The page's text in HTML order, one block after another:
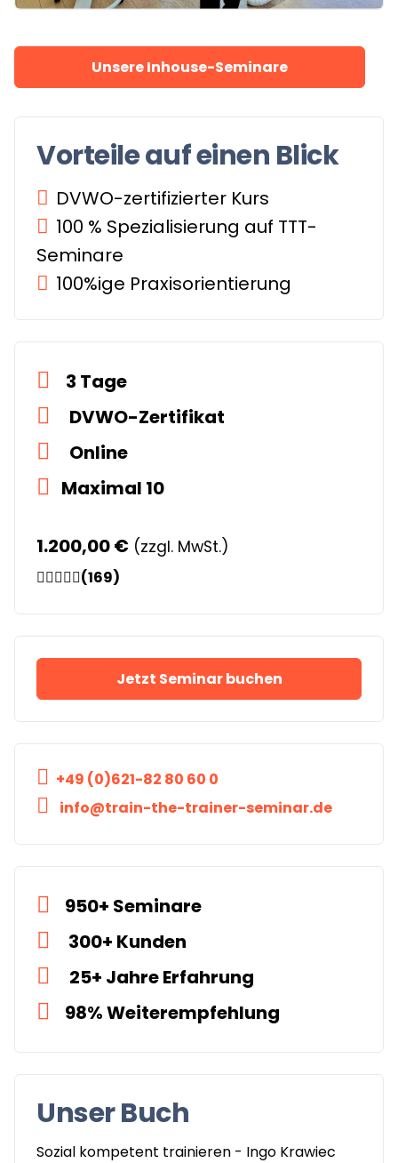
Unsere Inhouse-Seminare
Vorteile auf einen Blick
DVWO-zertifizierter Kurs
100 % Spezialisierung auf TTT-
Seminare
100%ige Praxisorientierung
3 Tage
DVWO-Zertifikat
Online
Maximal 10
1.200,00 € (zzgl. MwSt.)
(169)
Jetzt Seminar buchen
+49 (0)621-82 80 60 0
info@train-the-trainer-seminar.de
950+ Seminare
300+ Kunden
25+ Jahre Erfahrung
98% Weiterempfehlung
Unser Buch
Sozial kompetent trainieren - Ingo Krawiec